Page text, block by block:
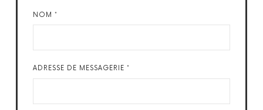
NOM *
ADRESSE DE MESSAGERIE *